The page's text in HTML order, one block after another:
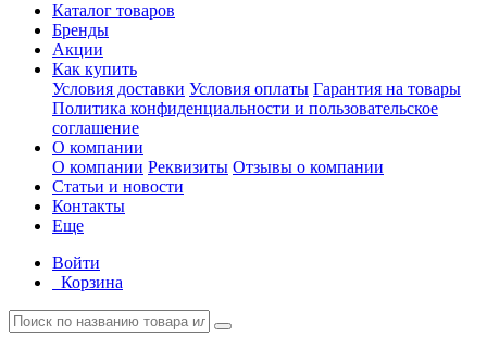
Каталог товаров
Бренды
Акции
Как купить
Условия доставки Условия оплаты Гарантия на товары
Политика конфиденциальности и пользовательское
соглашение
О компании
О компании Реквизиты Отзывы о компании
Статьи и новости
Контакты
Еще
Войти
Корзина